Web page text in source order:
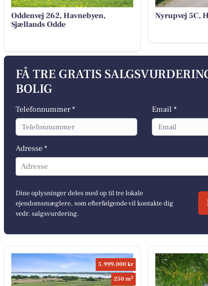
Oddenvej 262, Havnebyen,
Sjællands Odde
Nyrupvej 5C,
FÅ TRE GRATIS
BOLIG
Telefonnummer * Email *
Adresse *
Adresse
Dine oplysninger deles med op til tre lokale
ejendomsmæglere, som efterfølgende vil kontakte dig
vedr. salgsvurdering.
5.999.000 kr
250 m2